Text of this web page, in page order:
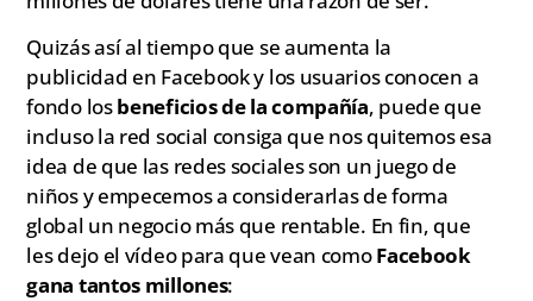
Quizás así al tiempo que se aumenta la
publicidad en Facebook y los usuarios conocen a
fondo losbeneficios de la compañía, puede que
incluso la red social consiga que nos quitemos esa
idea de que las redes sociales son un juego de
niños y empecemos a considerarlas de forma
global un negocio más que rentable. En fin, que
les dejo el vídeo para que vean comoFacebook
gana tantos millones: